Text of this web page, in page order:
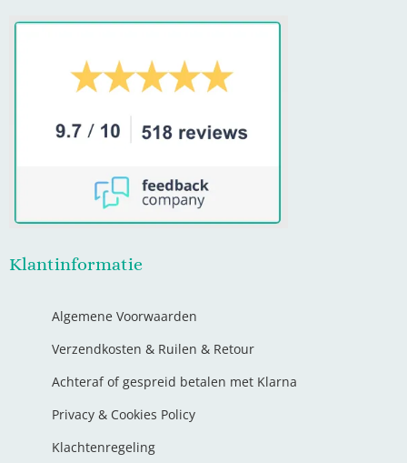
Klantinformatie
Algemene Voorwaarden
Verzendkosten & Ruilen & Retour
Achteraf of gespreid betalen met Klarna
Privacy & Cookies Policy
Klachtenregeling